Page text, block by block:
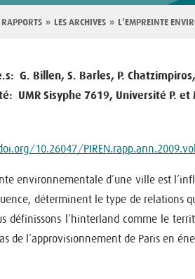
RAPPORTS LES ARCHIVES L’EMPREINTE
G. Billen, S. Barles, P.
UMR Sisyphe 7619, Université P.
10.26047/
environnementale d’une ville est
déterminent le type de relations
définissons l’hinterland comme le
de l’approvisionnement de Paris en